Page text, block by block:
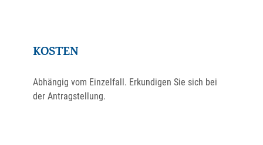
KOSTEN
Abhängig vom Einzelfall. Erkundigen Sie sich bei
der Antragstellung.